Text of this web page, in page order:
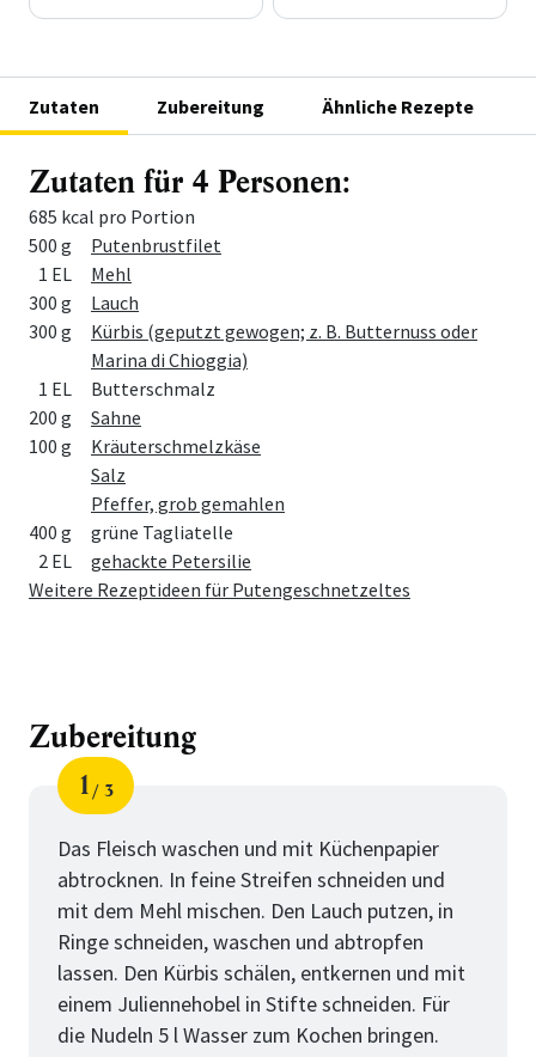
Zutaten Zubereitung Ähnliche Rezepte
Zutaten für 4 Personen:
685 kcal pro Portion
Menge
Zutat
500 g
Putenbrustfilet
1 EL
Mehl
300 g
Lauch
300 g
Kürbis (geputzt gewogen; z. B. Butternuss oder
Marina di Chioggia)
1 EL
Butterschmalz
200 g
Sahne
100 g
Kräuterschmelzkäse
Salz
Pfeffer, grob gemahlen
400 g
grüne Tagliatelle
2 EL
gehackte Petersilie
Weitere Rezeptideen für Putengeschnetzeltes
Zubereitung
Schritt
1
von
3
Das Fleisch waschen und mit Küchenpapier
abtrocknen. In feine Streifen schneiden und
mit dem Mehl mischen. Den Lauch putzen, in
Ringe schneiden, waschen und abtropfen
lassen. Den Kürbis schälen, entkernen und mit
einem Juliennehobel in Stifte schneiden. Für
die Nudeln 5 l Wasser zum Kochen bringen.